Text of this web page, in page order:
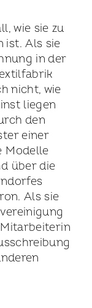
wie sie zu
ist. Als sie
in der
nicht, wie
liegen
den
einer
Modelle
über die
Als sie